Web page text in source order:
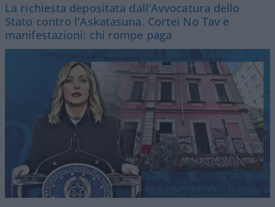
La richiesta depositata dall'Avvocatura dello
Stato contro l'Askatasuna. Cortei No Tav e
manifestazioni: chi rompe paga